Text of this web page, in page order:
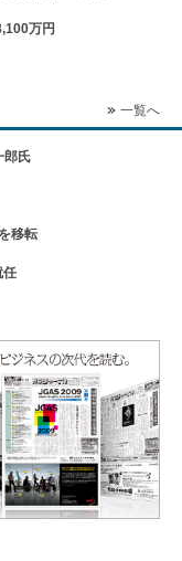
万円
一覧へ
郎氏
移転
任